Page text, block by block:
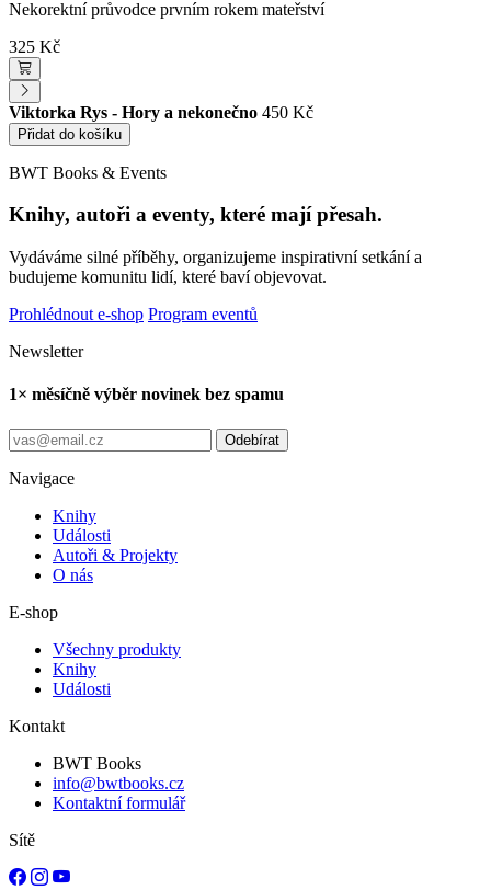
Nekorektní průvodce prvním rokem mateřství
325 Kč
Viktorka Rys - Hory a nekonečno 450 Kč
Přidat do košíku
BWT Books & Events
Knihy, autoři a eventy, které mají přesah.
Vydáváme silné příběhy, organizujeme inspirativní setkání a
budujeme komunitu lidí, které baví objevovat.
Prohlédnout e-shop Program eventů
Newsletter
1× měsíčně výběr novinek bez spamu
Odebírat
Navigace
Knihy
Události
Autoři & Projekty
O nás
E-shop
Všechny produkty
Knihy
Události
Kontakt
BWT Books
info@bwtbooks.cz
Kontaktní formulář
Sítě